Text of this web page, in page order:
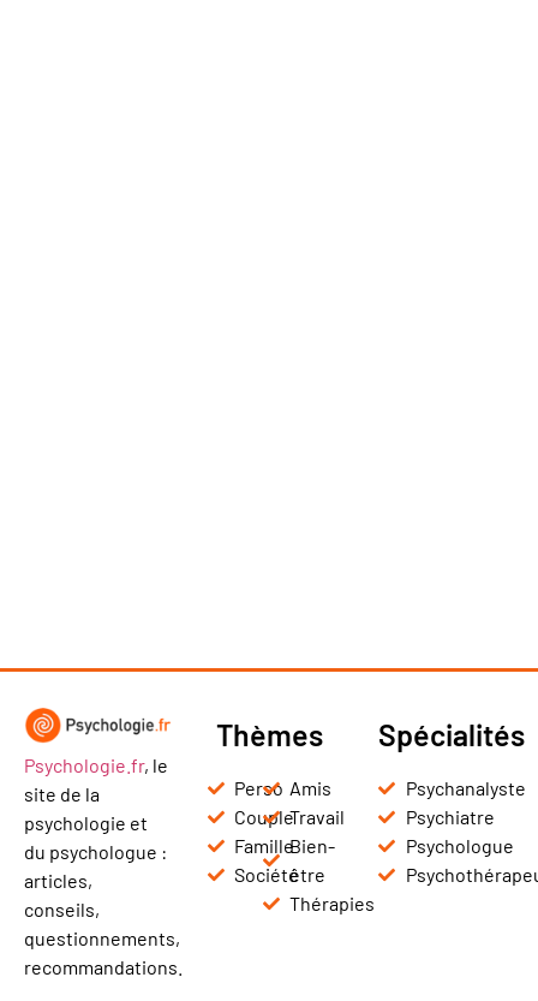
Psychologie.fr, le
site de la
psychologie et
du psychologue :
articles,
conseils,
questionnements,
recommandations.
Thèmes
Perso
Couple
Famille
Société
Amis
Travail
Bien-
être
Thérapies
Spécialités
Psychanalyste
Psychiatre
Psychologue